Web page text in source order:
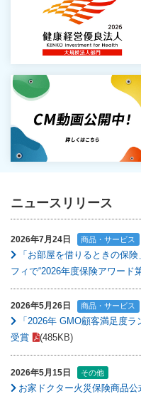
ニュースリリース
2026年7月24日 商品・サービス
「お部屋を借りるときの保
フィで“2026年度保険アワード
2026年5月26日 商品・サービス
「2026年 GMO顧客満足度
受賞
(485KB)
2026年5月15日 その他
お家ドクター火災保険商品